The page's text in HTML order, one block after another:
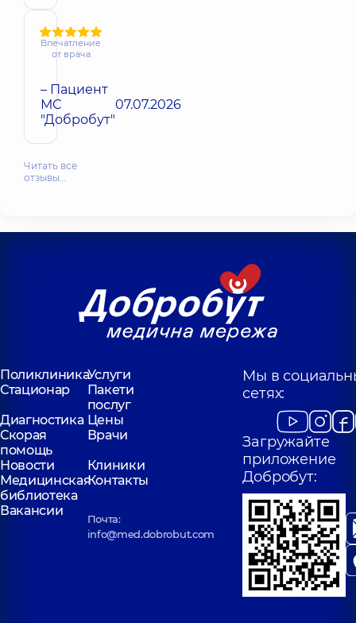
Впечатление
от врача
– Пациент
МС
"Добробут"
07.07.2026
Читать все
отзывы…
ПоликлиникаУслуги
Стационар
Пакети
послуг
Диагностика Цены
Скорая
помощь
Врачи
Новости
Клиники
Медицинская
библиотека
Контакты
Вакансии
Почта:
info@med.dobrobut.com
Мы в
сетях:
Загружайте
приложение
Добробут: